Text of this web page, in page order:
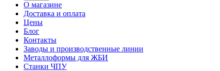
О магазине
Доставка и оплата
Цены
Блог
Контакты
Заводы и производственные линии
Металлоформы для ЖБИ
Станки ЧПУ